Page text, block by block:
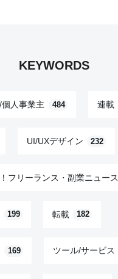
KEYWORDS
人事業主 484 連載
UI/UXデザイン 232
フリーランス・副業ニュース
199 転載 182
169 ツール/サービス